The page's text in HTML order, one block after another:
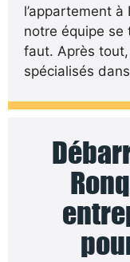
l’appartement
notre équipe se
faut. Après
spécialisés